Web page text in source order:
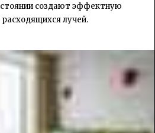
создают эффектную
лучей.